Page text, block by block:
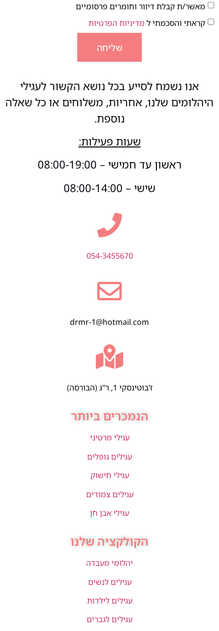
מאשר/ת קבלת דיוור וחומרים פרסומיים
קראתי והסכמתי ל מדיניות הפרטיות
שליחה
אנו נשמח לסייע בכל נושא הקשור לעגילי
היהלומים שלנו, אחריות, משלוחים או כל שאלה
נוספת.
שעות פעילות:
ראשון עד חמישי – 08:00-19:00
שישי – 08:00-14:00
054-3455670
drmr-1@hotmail.com
ז'בוטינסקי 1, ר"ג (הבורסה)
הנמכרים ביותר
עגילי מרטיני
עגילים נופלים
עגילי חישוק
עגילים צמודים
עגילי אבן חן
הקולקציה שלנו
יהלומי מעבדה
עגילים לנשים
עגילים לילדות
עגילים לגברים